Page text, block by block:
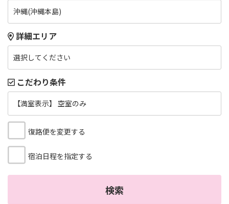
沖縄(沖縄本島)
詳細エリア
選択してください
こだわり条件
【満室表示】 空室のみ
復路便を変更する
宿泊日程を指定する
検索